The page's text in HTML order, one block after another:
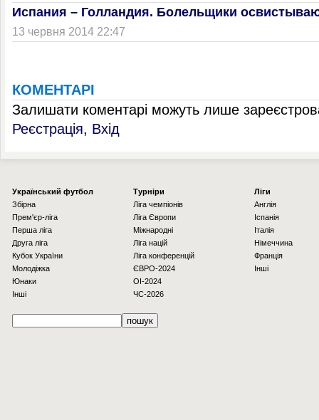
Испания – Голландия. Болельщики
13 червня 2014 22:47
КОМЕНТАРІ
Залишати коментарі можуть лише
Реєстрація, Вхід
Українcький футбол
Збірна
Прем'єр-ліга
Перша ліга
Друга ліга
Кубок України
Молодіжка
Юнаки
Інші
Турніри
Ліга чемпіонів
Ліга Європи
Міжнародні
Ліга націй
Ліга конференцій
ЄВРО-2024
OI-2024
ЧС-2026
Ліги
Англія
Іспанія
Італія
Німеччина
Франція
Інші